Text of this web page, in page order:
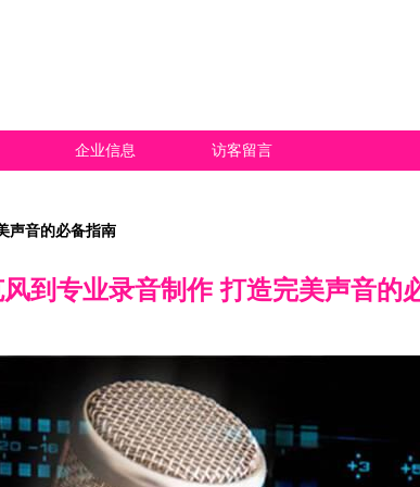
企业信息 访客留言
声音的必备指南
到专业录音制作 打造完美声音的